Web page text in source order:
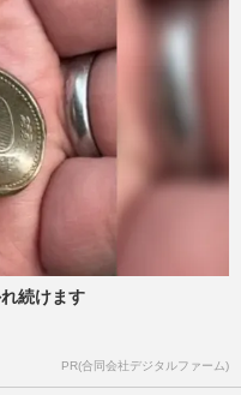
続けます
PR(合同会社デジタルファーム)